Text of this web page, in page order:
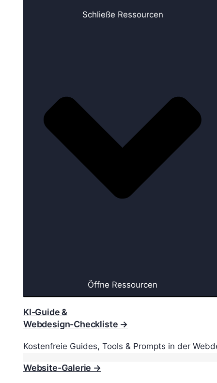
Schließe Ressourcen
Öffne Ressourcen
KI-Guide &
Webdesign-Checkliste →
Kostenfreie Guides, Tools & Prompts in der
Website-Galerie →